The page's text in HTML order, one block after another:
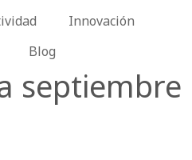
Innovación
Blog
septiembre